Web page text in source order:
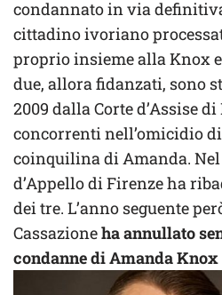
condannato in via
cittadino ivoriano
proprio insieme alla Knox
due, allora fidanzati, sono
2009 dalla Corte d’Assise
concorrenti nell’omicidio
coinquilina di Amanda. Nel
d’Appello di Firenze ha
dei tre. L’anno seguente
Cassazioneha annullato
condanne di Amanda Knox